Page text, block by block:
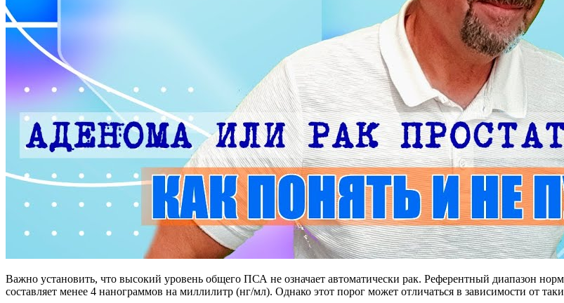
Важно установить, что высокий уровень общего ПСА не означает автоматически рак. Референтный диапазон
составляет менее 4 нанограммов на миллилитр (нг/мл). Однако этот порог может отличаться в зависимости от